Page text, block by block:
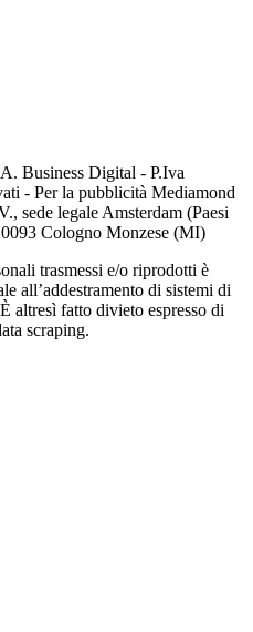
Business Digital - P.Iva
- Per la pubblicità Mediamond
sede legale Amsterdam (Paesi
Cologno Monzese (MI)
trasmessi e/o riprodotti è
all’addestramento di sistemi di
altresì fatto divieto espresso di
scraping.